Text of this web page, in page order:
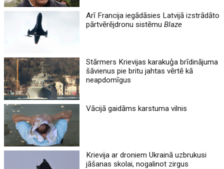
Arī Francija iegādāsies Latvijā izstrādāto
pārtvērējdronu sistēmuBlaze
Stārmers Krievijas karakuģa brīdinājuma
šāvienus pie britu jahtas vērtē kā
neapdomīgus
Vācijā gaidāms karstuma vilnis
Krievija ar droniem Ukrainā uzbrukusi
jāšanas skolai, nogalinot zirgus